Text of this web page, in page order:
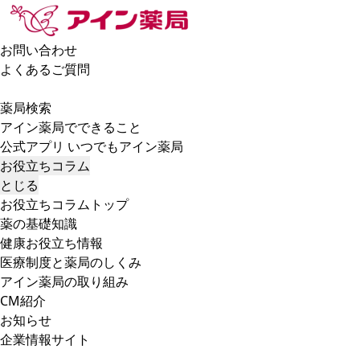
お問い合わせ
よくあるご質問
薬局検索
アイン薬局でできること
公式アプリ いつでもアイン薬局
お役立ちコラム
とじる
お役立ちコラムトップ
薬の基礎知識
健康お役立ち情報
医療制度と薬局のしくみ
アイン薬局の取り組み
CM紹介
お知らせ
企業情報サイト